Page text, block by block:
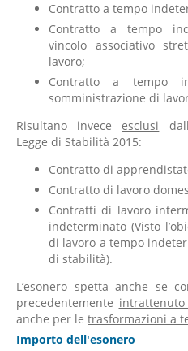
Contratto a tempo
Contratto a tempo
vincolo associativo
lavoro;
Contratto a tempo
somministrazione di
Risultano invece esclusi
Legge di Stabilità 2015:
Contratto di
Contratto di lavoro
Contratti di lavoro
indeterminato (Visto
di lavoro a tempo
di stabilità).
L’esonero spetta anche se
precedentemente
anche per le trasformazioni a
Importo dell'esonero